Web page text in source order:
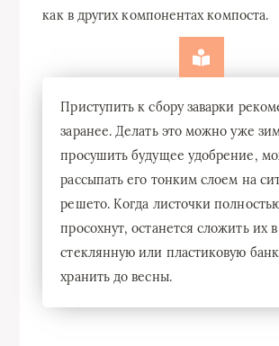
как в других компонентах компоста.
Приступить к сбору заварки
заранее. Делать это можно уже
просушить будущее удобрение,
рассыпать его тонким слоем на
решето. Когда листочки
просохнут, останется сложить их в
стеклянную или пластиковую
хранить до весны.